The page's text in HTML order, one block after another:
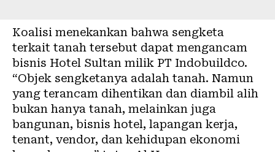
Koalisi menekankan bahwa sengketa
terkait tanah tersebut dapat mengancam
bisnis Hotel Sultan milik PT Indobuildco.
“Objek sengketanya adalah tanah. Namun
yang terancam dihentikan dan diambil alih
bukan hanya tanah, melainkan juga
bangunan, bisnis hotel, lapangan kerja,
tenant, vendor, dan kehidupan ekonomi